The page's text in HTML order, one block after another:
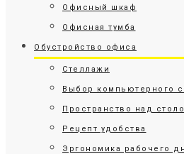
Офисный шкаф
Офисная тумба
Обустройство офиса
Стеллажи
Выбор компьютерного
Пространство над
Рецепт удобства
Эргономика рабочего